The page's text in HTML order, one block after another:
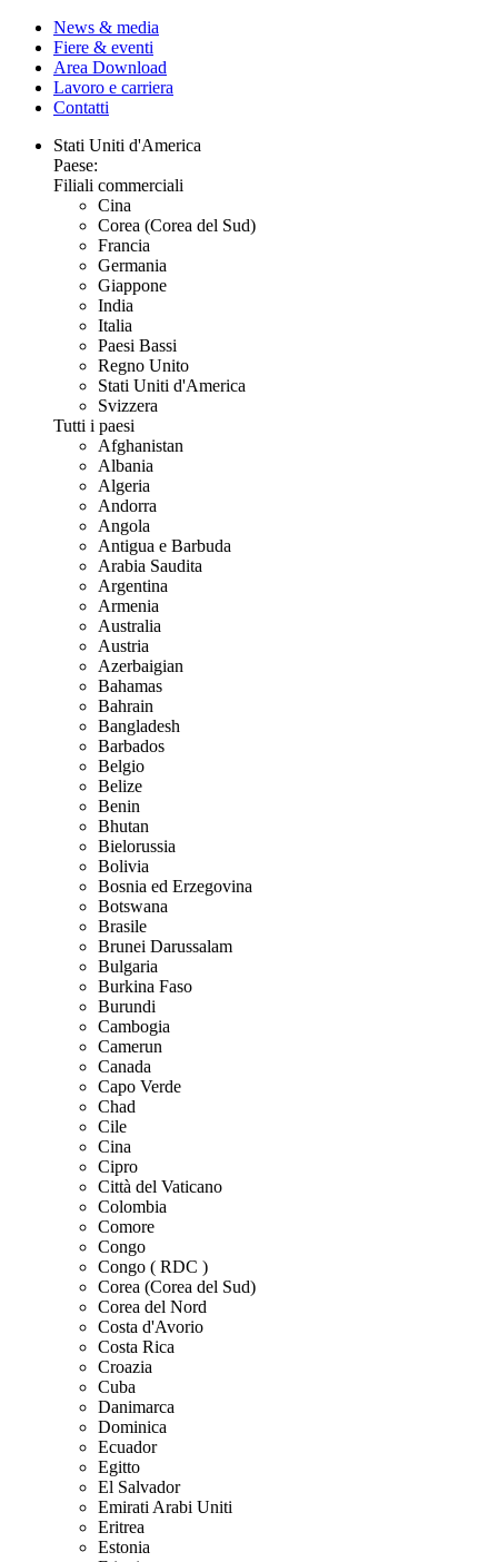
News & media
Fiere & eventi
Area Download
Lavoro e carriera
Contatti
Stati Uniti d'America
Paese:
Filiali commerciali
Cina
Corea (Corea del Sud)
Francia
Germania
Giappone
India
Italia
Paesi Bassi
Regno Unito
Stati Uniti d'America
Svizzera
Tutti i paesi
Afghanistan
Albania
Algeria
Andorra
Angola
Antigua e Barbuda
Arabia Saudita
Argentina
Armenia
Australia
Austria
Azerbaigian
Bahamas
Bahrain
Bangladesh
Barbados
Belgio
Belize
Benin
Bhutan
Bielorussia
Bolivia
Bosnia ed Erzegovina
Botswana
Brasile
Brunei Darussalam
Bulgaria
Burkina Faso
Burundi
Cambogia
Camerun
Canada
Capo Verde
Chad
Cile
Cina
Cipro
Città del Vaticano
Colombia
Comore
Congo
Congo ( RDC )
Corea (Corea del Sud)
Corea del Nord
Costa d'Avorio
Costa Rica
Croazia
Cuba
Danimarca
Dominica
Ecuador
Egitto
El Salvador
Emirati Arabi Uniti
Eritrea
Estonia